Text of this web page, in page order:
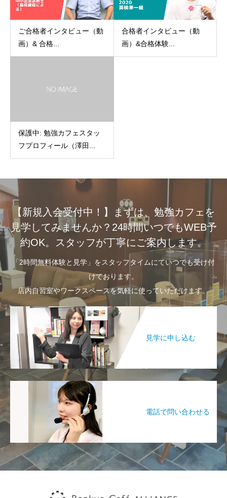
ご合格者インタビュー（動
画）& 合格...
合格者インタビュー（動
画）&合格体験...
保護中: 勉強カフェスタッ
フプロフィール（澤田...
【新規入会受付中！】まずは、勉強カフェを
見学してみませんか？24時間いつでもWEB予
約OK。スタッフが丁寧にご案内します。
「2時間無料体験と見学」をスタッフタイムにていつでも受け付
けております。
店内自習室やワークスペースを気軽に使っていただけます。
見学に申し込む
電話で問い合わせる